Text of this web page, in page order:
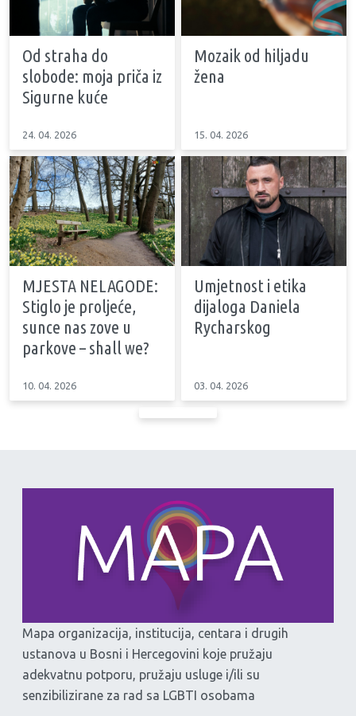
Od straha do
slobode: moja priča iz
Sigurne kuće
24. 04. 2026
Mozaik od hiljadu
žena
15. 04. 2026
MJESTA NELAGODE:
Stiglo je proljeće,
sunce nas zove u
parkove – shall we?
10. 04. 2026
Umjetnost i etika
dijaloga Daniela
Rycharskog
03. 04. 2026
Mapa organizacija, institucija, centara i drugih
ustanova u Bosni i Hercegovini koje pružaju
adekvatnu potporu, pružaju usluge i/ili su
senzibilizirane za rad sa LGBTI osobama